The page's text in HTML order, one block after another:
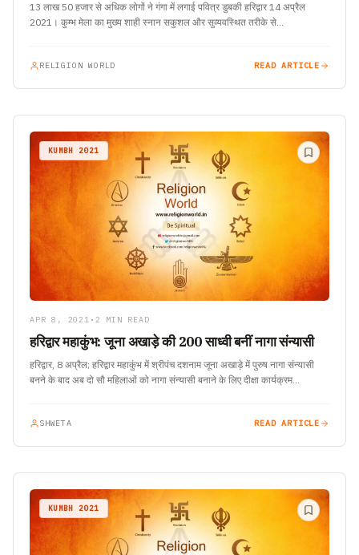
13 लाख 50 हजार से अधिक लोगों ने गंगा में लगाई पवित्र डुबकी हरिद्वार 14 अप्रैल
2021। कुम्भ मेला का मुख्य शाही स्नान सकुशल और सुव्यवस्थित तरीके से…
RELIGION WORLD READ ARTICLE
KUMBH 2021
APR 8, 2021 • 2 MIN READ
हरिद्वार महाकुंभ: जूना अखाड़े की 200 साध्वी बनीं नागा संन्यासी
हरिद्वार, 8 अप्रैल; हरिद्वार महाकुंभ में श्रीपंच दशनाम जूना अखाड़े में पुरुष नागा संन्यासी
बनने के बाद अब दो सौ महिलाओं को नागा संन्यासी बनाने के लिए दीक्षा कार्यक्रम…
SHWETA READ ARTICLE
KUMBH 2021